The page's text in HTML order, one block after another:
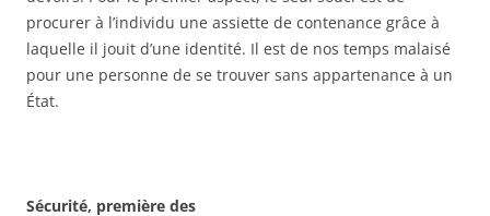
procurer à l’individu une assiette de contenance grâce à
laquelle il jouit d’une identité. Il est de nos temps malaisé
pour une personne de se trouver sans appartenance à un
État.
Sécurité, première des